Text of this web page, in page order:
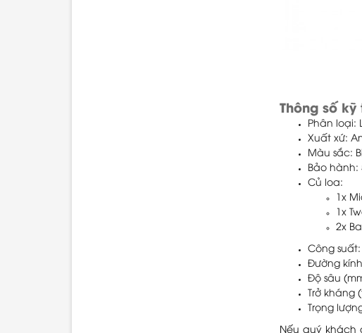
Thông số kỹ
Phân loại:
Xuất xứ:
Màu sắc:
Bảo hành:
Củ loa:
1x
1x
2x
Công suất:
Đường
Độ sâu
Trở kháng
Trọng
Nếu quý khách